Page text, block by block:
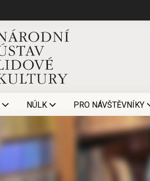
NÚLK PRO NÁVŠTĚVNÍKY